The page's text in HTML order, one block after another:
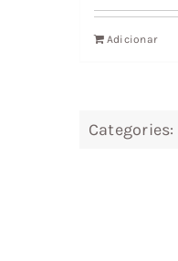
Adicionar
Categories: